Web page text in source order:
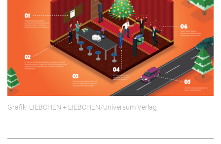
Grafik: LIEBCHEN + LIEBCHEN/Universum Verlag